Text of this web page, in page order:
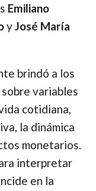
Emiliano
yJosé María
brindó a los
variables
cotidiana,
la dinámica
monetarios.
interpretar
en la